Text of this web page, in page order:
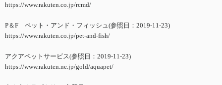
https://www.rakuten.co.jp/rcmd/
P＆F ペット・アンド・フィッシュ(参照日：2019-11-23)
https://www.rakuten.co.jp/pet-and-fish/
アクアペットサービス(参照日：2019-11-23)
https://www.rakuten.ne.jp/gold/aquapet/